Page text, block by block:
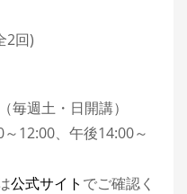
2回)
毎週土・日開講）
12:00、午後14:00～
公式サイト でご確認く